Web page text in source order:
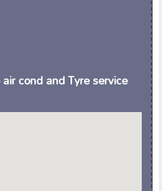
cond and Tyre service